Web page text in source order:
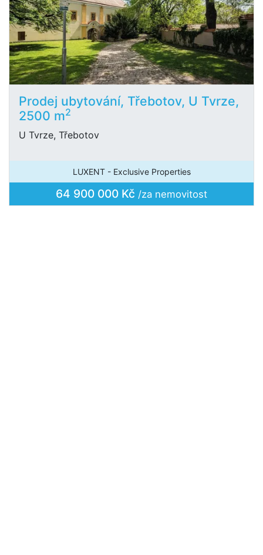
Prodej ubytování, Třebotov, U Tvrze,
2500 m2
U Tvrze, Třebotov
LUXENT - Exclusive Properties
64 900 000 Kč /za nemovitost